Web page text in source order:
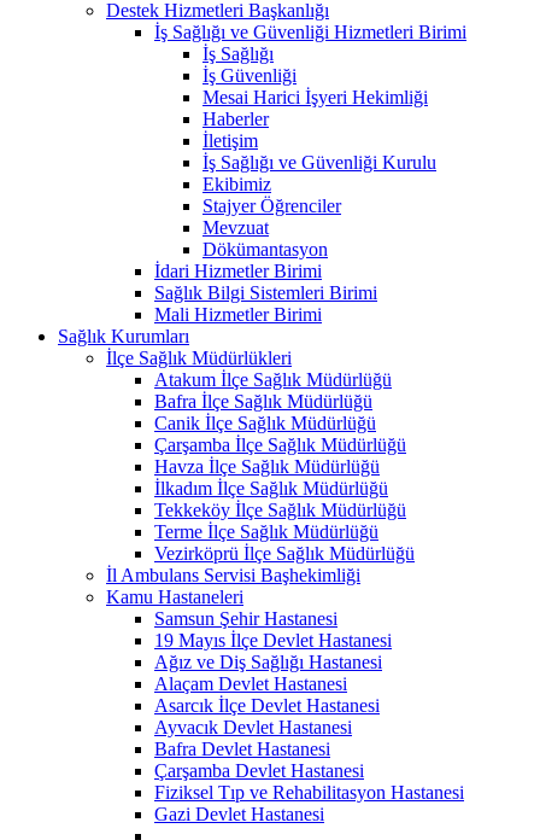
Destek Hizmetleri Başkanlığı
İş Sağlığı ve Güvenliği Hizmetleri Birimi
İş Sağlığı
İş Güvenliği
Mesai Harici İşyeri Hekimliği
Haberler
İletişim
İş Sağlığı ve Güvenliği Kurulu
Ekibimiz
Stajyer Öğrenciler
Mevzuat
Dökümantasyon
İdari Hizmetler Birimi
Sağlık Bilgi Sistemleri Birimi
Mali Hizmetler Birimi
Sağlık Kurumları
İlçe Sağlık Müdürlükleri
Atakum İlçe Sağlık Müdürlüğü
Bafra İlçe Sağlık Müdürlüğü
Canik İlçe Sağlık Müdürlüğü
Çarşamba İlçe Sağlık Müdürlüğü
Havza İlçe Sağlık Müdürlüğü
İlkadım İlçe Sağlık Müdürlüğü
Tekkeköy İlçe Sağlık Müdürlüğü
Terme İlçe Sağlık Müdürlüğü
Vezirköprü İlçe Sağlık Müdürlüğü
İl Ambulans Servisi Başhekimliği
Kamu Hastaneleri
Samsun Şehir Hastanesi
19 Mayıs İlçe Devlet Hastanesi
Ağız ve Diş Sağlığı Hastanesi
Alaçam Devlet Hastanesi
Asarcık İlçe Devlet Hastanesi
Ayvacık Devlet Hastanesi
Bafra Devlet Hastanesi
Çarşamba Devlet Hastanesi
Fiziksel Tıp ve Rehabilitasyon Hastanesi
Gazi Devlet Hastanesi